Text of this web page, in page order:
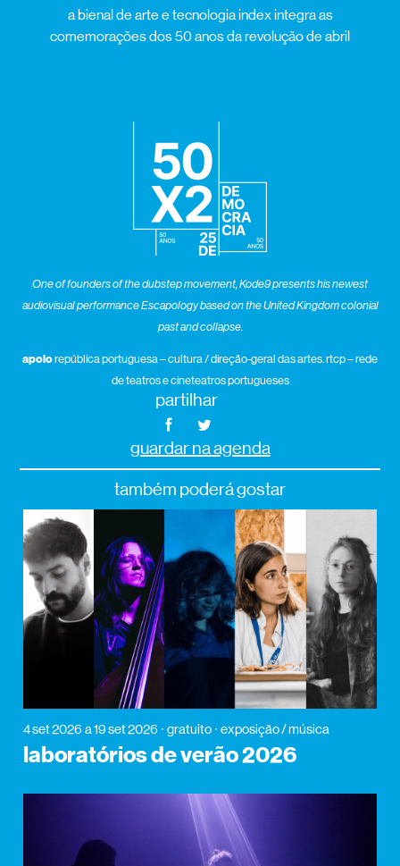
a bienal de arte e tecnologia index integra as
comemorações dos 50 anos da revolução de abril
One of founders of the dubstep movement, Kode9 presents his newest
audiovisual performanceEscapology based on the United Kingdom colonial
past and collapse.
apoiorepública portuguesa – cultura / direção-geral das artes. rtcp – rede
de teatros e cineteatros portugueses
partilhar
guardar na agenda
também poderá gostar
4 set 2026 a 19 set 2026 gratuito exposição / música
laboratórios de verão 2026